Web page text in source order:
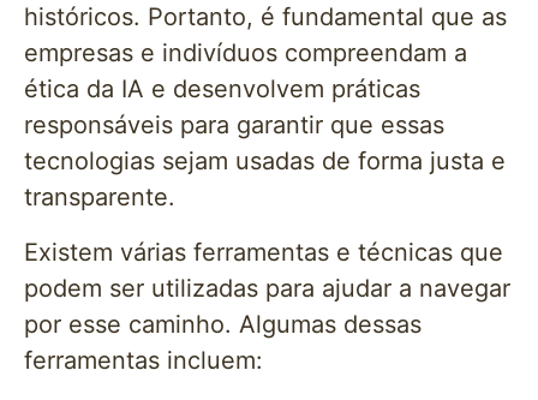
históricos. Portanto, é fundamental que as
empresas e indivíduos compreendam a
ética da IA e desenvolvem práticas
responsáveis para garantir que essas
tecnologias sejam usadas de forma justa e
transparente.
Existem várias ferramentas e técnicas que
podem ser utilizadas para ajudar a navegar
por esse caminho. Algumas dessas
ferramentas incluem: